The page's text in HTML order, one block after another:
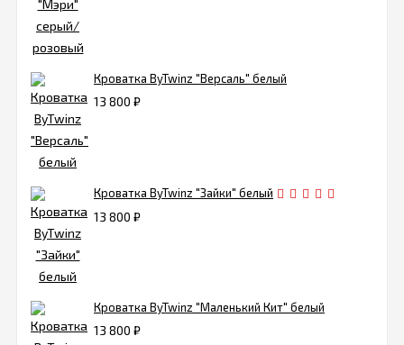
Кроватка ByTwinz "Версаль" белый
13 800 ₽
Кроватка ByTwinz "Зайки" белый
13 800 ₽
Кроватка ByTwinz "Маленький Кит" белый
13 800 ₽